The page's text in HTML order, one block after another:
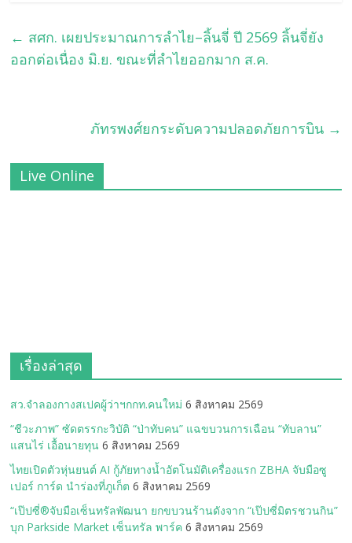
← สศก. เผยประมาณการลำไย–ลิ้นจี่ ปี 2569 ลิ้นจี่ยัง
ออกต่อเนื่อง มิ.ย. ขณะที่ลำไยออกมาก ส.ค.
ภัทรพงศ์ยกระดับความปลอดภัยการบิน →
Live Online
เรื่องล่าสุด
สว.จำลองกางสเปคผู้ว่าฯกกท.คนใหม่ 6 สิงหาคม 2569
“ชีวะภาพ” ซัดตรรกะวิบัติ “ป่าทับคน” แฉขบวนการเฉือน “ทับลาน”
แสนไร่ เอื้อนายทุน 6 สิงหาคม 2569
ไทยเปิดตัวหุ่นยนต์ AI กู้ภัยทางน้ำอัตโนมัติเครื่องแรก ZBHA จับมือซู
เปอร์ การ์ด นำร่องที่ภูเก็ต 6 สิงหาคม 2569
“เป๊ปซี่®จับมือเซ็นทรัลพัฒนา ยกขบวนร้านดังจาก “เป๊ปซี่มิตรชวนกิน”
บุก Parkside Market เซ็นทรัล พาร์ค 6 สิงหาคม 2569